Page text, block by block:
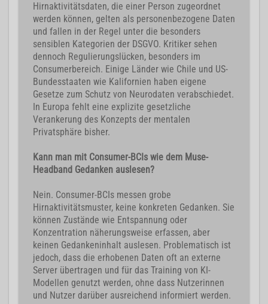
Hirnaktivitätsdaten, die einer Person zugeordnet
werden können, gelten als personenbezogene Daten
und fallen in der Regel unter die besonders
sensiblen Kategorien der DSGVO. Kritiker sehen
dennoch Regulierungslücken, besonders im
Consumerbereich. Einige Länder wie Chile und US-
Bundesstaaten wie Kalifornien haben eigene
Gesetze zum Schutz von Neurodaten verabschiedet.
In Europa fehlt eine explizite gesetzliche
Verankerung des Konzepts der mentalen
Privatsphäre bisher.
Kann man mit Consumer-BCIs wie dem Muse-
Headband Gedanken auslesen?
Nein. Consumer-BCIs messen grobe
Hirnaktivitätsmuster, keine konkreten Gedanken. Sie
können Zustände wie Entspannung oder
Konzentration näherungsweise erfassen, aber
keinen Gedankeninhalt auslesen. Problematisch ist
jedoch, dass die erhobenen Daten oft an externe
Server übertragen und für das Training von KI-
Modellen genutzt werden, ohne dass Nutzerinnen
und Nutzer darüber ausreichend informiert werden.